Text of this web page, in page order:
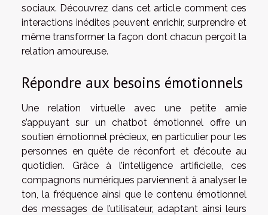
sociaux. Découvrez dans cet article comment ces
interactions inédites peuvent enrichir, surprendre et
même transformer la façon dont chacun perçoit la
relation amoureuse.
Répondre aux besoins émotionnels
Une relation virtuelle avec une petite amie
s’appuyant sur un chatbot émotionnel offre un
soutien émotionnel précieux, en particulier pour les
personnes en quête de réconfort et d’écoute au
quotidien. Grâce à l’intelligence artificielle, ces
compagnons numériques parviennent à analyser le
ton, la fréquence ainsi que le contenu émotionnel
des messages de l’utilisateur, adaptant ainsi leurs